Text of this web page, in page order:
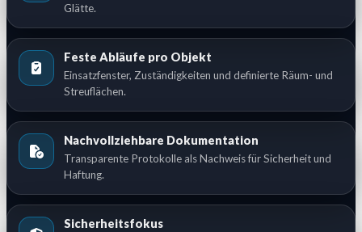
Glätte.
Feste Abläufe pro Objekt
Einsatzfenster, Zuständigkeiten und definierte Räum- und
Streuflächen.
Nachvollziehbare Dokumentation
Transparente Protokolle als Nachweis für Sicherheit und
Haftung.
Sicherheitsfokus